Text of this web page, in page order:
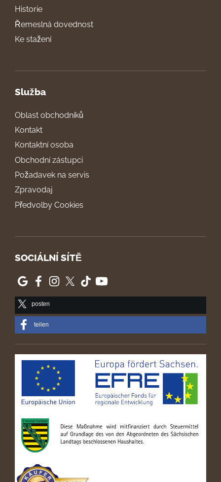
Historie
Řemeslná dovednost
Ke stažení
Služba
Oblast obchodníků
Kontakt
Kontaktní osoba
Obchodní zástupci
Požadavek na servis
Zpravodaj
Předvolby Cookies
SOCIÁLNÍ SÍTĚ
posten
teilen